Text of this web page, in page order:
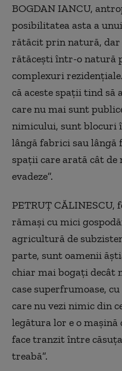
BOGDAN IANCU,
posibilitatea asta a
rătăcit prin natură, dar
rătăcești într-o natură
complexuri
că aceste spații tind să
care nu mai sunt
nimicului, sunt blocuri
lângă fabrici sau lângă
spații care arată cât
evadeze”.
PETRUȚ CĂLINESCU,
rămași cu mici
agricultură de
parte, sunt oamenii
chiar mai bogați decât
case superfrumoase,
care nu vezi nimic din
legătura lor e o
face tranzit între
treabă”.